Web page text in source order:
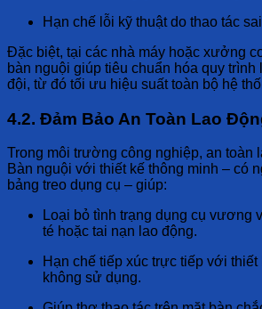
Hạn chế lỗi kỹ thuật do thao tác
Đặc biệt, tại các nhà máy hoặc xưởng
bàn nguội giúp tiêu chuẩn hóa quy
đội, từ đó tối ưu hiệu suất toàn bộ hệ
4.2. Đảm Bảo An Toàn Lao
Trong môi trường công nghiệp, an toàn
Bàn nguội với thiết kế thông minh – có
bảng treo dụng cụ – giúp:
Loại bỏ tình trạng dụng cụ vương
té hoặc tai nạn lao động.
Hạn chế tiếp xúc trực tiếp với thiết
không sử dụng.